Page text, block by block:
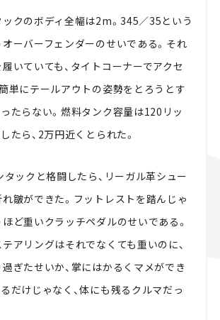
クのボディ全幅は2m。345／35という
ーバーフェンダーのせいである。それ
いていても、タイトコーナーでアクセ
単にテールアウトの姿勢をとろうとす
たらない。燃料タンク容量は120リッ
たら、2万円近くとられた。
タックと格闘したら、リーガル革シュー
皺ができた。フットレストを踏んじゃ
ど重いクラッチペダルのせいである。
アリングはそれでなくても重いのに、
ぎたせいか、掌にはかるくマメができ
だけじゃなく、体にも残るクルマだっ